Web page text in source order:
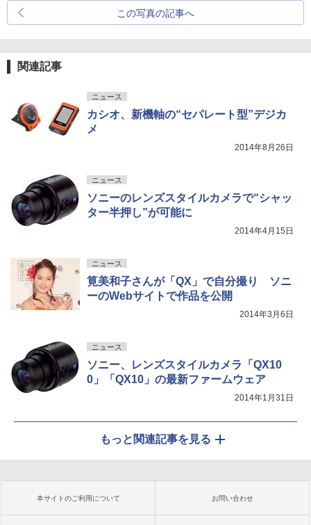
この写真の記事へ
関連記事
ニュース
カシオ、新機軸の“セパレート型”デジカ
メ
2014年8月26日
ニュース
ソニーのレンズスタイルカメラで“シャッ
ター半押し”が可能に
2014年4月15日
ニュース
筧美和子さんが「QX」で自分撮り ソニ
ーのWebサイトで作品を公開
2014年3月6日
ニュース
ソニー、レンズスタイルカメラ「QX10
0」「QX10」の最新ファームウェア
2014年1月31日
もっと関連記事を見る
本サイトのご利用について お問い合わせ